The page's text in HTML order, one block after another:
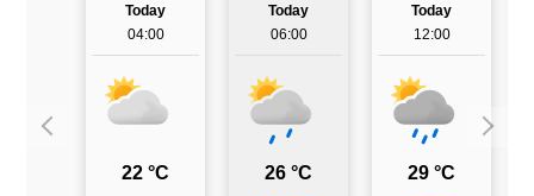
Today
04:00
22 °C
Today
06:00
26 °C
Today
12:00
29 °C